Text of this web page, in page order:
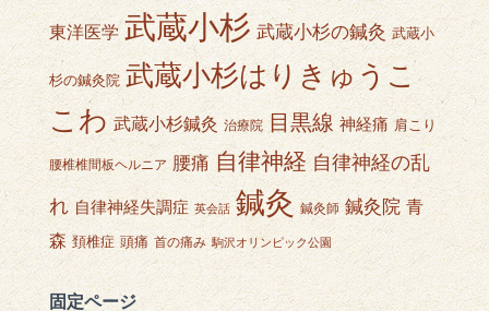
東洋医学 武蔵小杉 武蔵小杉の鍼灸 武蔵小
杉の鍼灸院 武蔵小杉はりきゅうこ
こわ 武蔵小杉鍼灸 治療院 目黒線 神経痛 肩こり
腰椎椎間板ヘルニア 腰痛 自律神経 自律神経の乱
れ 自律神経失調症 英会話 鍼灸 鍼灸師 鍼灸院 青
森 頚椎症 頭痛 首の痛み 駒沢オリンピック公園
固定ページ